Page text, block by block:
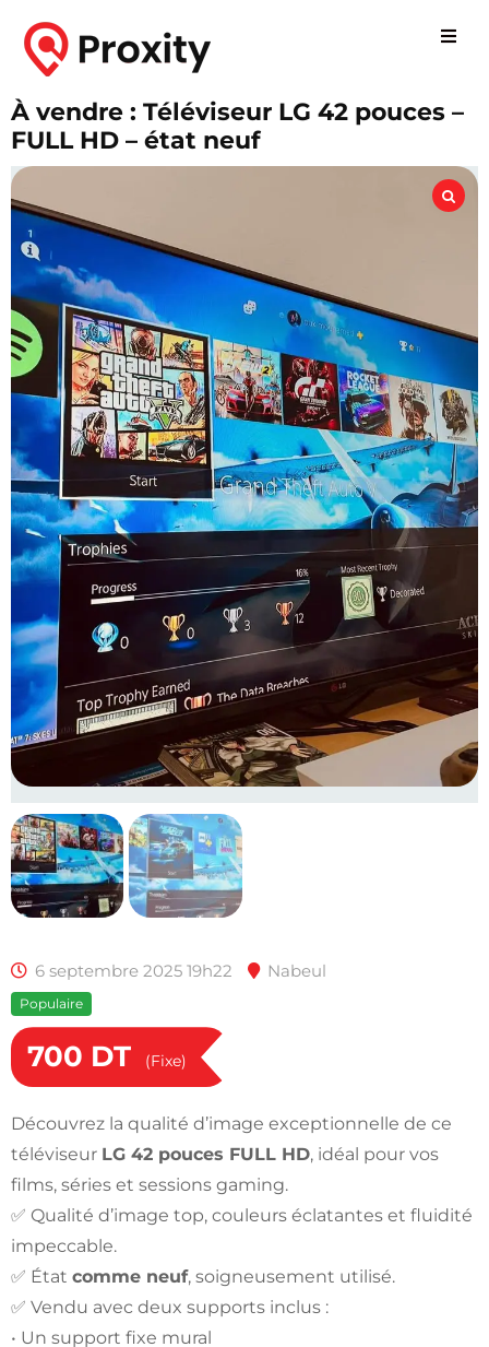
À vendre : Téléviseur LG 42 pouces –
FULL HD – état neuf
6 septembre 2025 19h22 Nabeul
Populaire
700 DT (Fixe)
Découvrez la qualité d’image exceptionnelle de ce
téléviseur LG 42 pouces FULL HD, idéal pour vos
films, séries et sessions gaming.
✅ Qualité d’image top, couleurs éclatantes et fluidité
impeccable.
✅ État comme neuf, soigneusement utilisé.
✅ Vendu avec deux supports inclus :
• Un support fixe mural